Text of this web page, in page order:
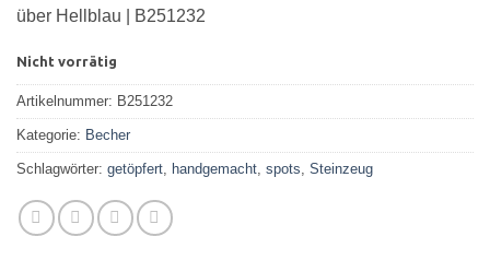
über Hellblau | B251232
Nicht vorrätig
Artikelnummer: B251232
Kategorie: Becher
Schlagwörter: getöpfert handgemacht spots Steinzeug